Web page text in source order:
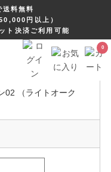
料無料
円以上）
ト決済ご利用可能
02 （ライトオーク